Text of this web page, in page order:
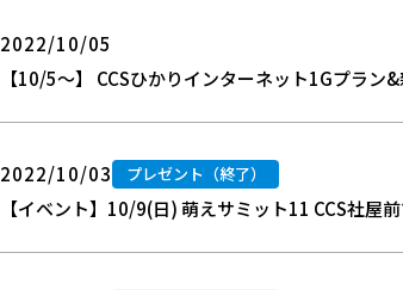
2022/10/05
【10/5～】 CCSひかりインターネット1Gプラン
2022/10/03 プレゼント（終了）
【イベント】10/9(日) 萌えサミット11 CCS社屋